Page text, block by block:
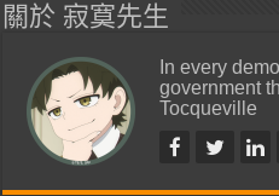
關於 寂寞先生
In every
government
Tocqueville